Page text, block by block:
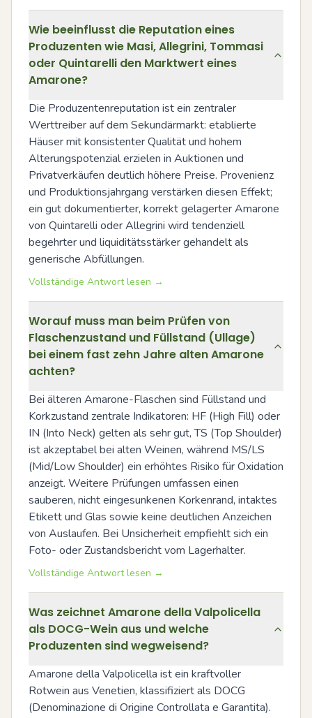
Wie beeinflusst die Reputation eines
Produzenten wie Masi, Allegrini, Tommasi
oder Quintarelli den Marktwert eines
Amarone?
Die Produzentenreputation ist ein zentraler
Werttreiber auf dem Sekundärmarkt: etablierte
Häuser mit konsistenter Qualität und hohem
Alterungspotenzial erzielen in Auktionen und
Privatverkäufen deutlich höhere Preise. Provenienz
und Produktionsjahrgang verstärken diesen Effekt;
ein gut dokumentierter, korrekt gelagerter Amarone
von Quintarelli oder Allegrini wird tendenziell
begehrter und liquiditätsstärker gehandelt als
generische Abfüllungen.
Vollständige Antwort lesen →
Worauf muss man beim Prüfen von
Flaschenzustand und Füllstand (Ullage)
bei einem fast zehn Jahre alten Amarone
achten?
Bei älteren Amarone-Flaschen sind Füllstand und
Korkzustand zentrale Indikatoren: HF (High Fill) oder
IN (Into Neck) gelten als sehr gut, TS (Top Shoulder)
ist akzeptabel bei alten Weinen, während MS/LS
(Mid/Low Shoulder) ein erhöhtes Risiko für Oxidation
anzeigt. Weitere Prüfungen umfassen einen
sauberen, nicht eingesunkenen Korkenrand, intaktes
Etikett und Glas sowie keine deutlichen Anzeichen
von Auslaufen. Bei Unsicherheit empfiehlt sich ein
Foto- oder Zustandsbericht vom Lagerhalter.
Vollständige Antwort lesen →
Was zeichnet Amarone della Valpolicella
als DOCG-Wein aus und welche
Produzenten sind wegweisend?
Amarone della Valpolicella ist ein kraftvoller
Rotwein aus Venetien, klassifiziert als DOCG
(Denominazione di Origine Controllata e Garantita).